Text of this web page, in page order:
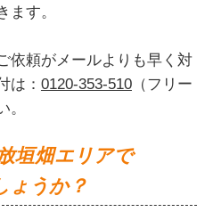
ます。
依頼がメールよりも早く対
は： 0120-353-510（フリー
。
垣畑エリアで
ょうか？